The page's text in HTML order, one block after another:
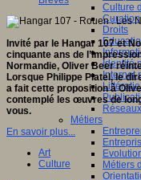
Culture
Curation
Droits
Identité
Internet
Métiers
Métiers
Invité par le Hangar 107 et
cinquante ans de
Normandie, Oliver Beer
Lorsque Philippe Platel, le
a fait cette proposition à
contemplé les œuvres de
vous.
En savoir plus...
Art
Culture